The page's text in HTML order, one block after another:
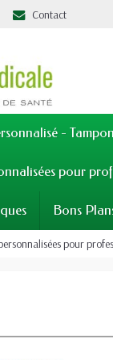
Contact
-
pour
Bons
pour